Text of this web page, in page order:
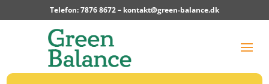
Telefon: 7876 8672 – kontakt@green-balance.dk